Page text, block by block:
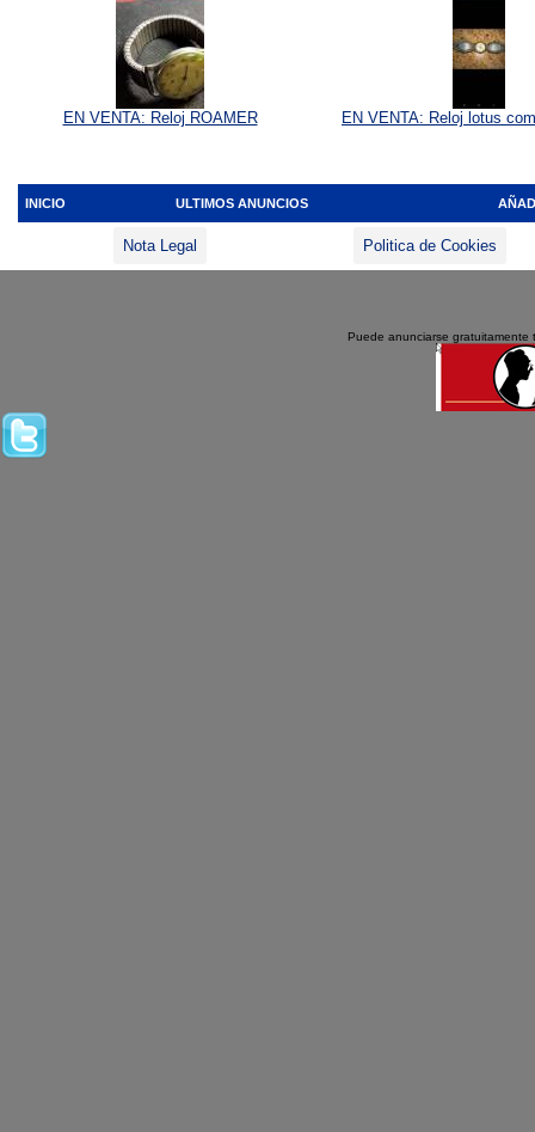
EN VENTA: Reloj ROAMER EN VENTA: Reloj lotus
INICIO ULTIMOS ANUNCIOS
Nota Legal Politica de Cookies
Puede anunciarse